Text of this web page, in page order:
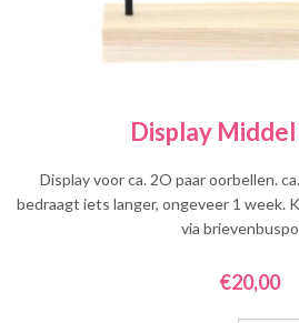
Display
Display voor ca. 2O paar oorbellen.
bedraagt iets langer, ongeveer 1 week.
via
€20,00